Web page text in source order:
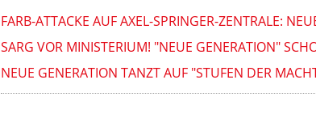
FARB-ATTACKE AUF AXEL-SPRINGER-ZENTRALE:
SARG VOR MINISTERIUM! "NEUE GENERATION"
NEUE GENERATION TANZT AUF "STUFEN DER